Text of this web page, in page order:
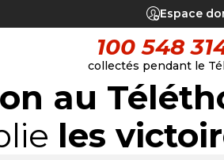
Espace
100 548
collectés pendant le
au
les